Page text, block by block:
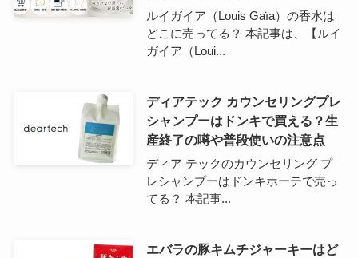
ルイガイア（Louis Gaïa）の香水は
どこに売ってる？ 本記事は、【ルイ
ガイア（Loui...
ディアテック カウンセリングプレ
シャンプーはドンキで買える？生
産終了の噂や普段使いの注意点
ディア テックのカウンセリング プ
レシャンプーはドンキホーテで売っ
てる？ 本記事...
エバラの豚キムチジャーキーはど